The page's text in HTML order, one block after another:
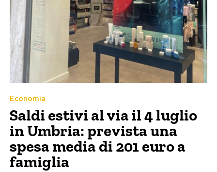
Economia
Saldi estivi al via il 4 luglio
in Umbria: prevista una
spesa media di 201 euro a
famiglia